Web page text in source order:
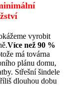
vyrobit
Více než 90 %
má továrna
plánu domu,
Střešní šindele
dlouhou dobu